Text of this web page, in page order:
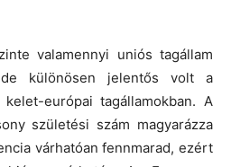
valamennyi uniós tagállam
de különösen jelentős volt a
európai tagállamokban. A
születési szám magyarázza
várhatóan fennmarad, ezért